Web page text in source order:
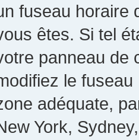
fuseau horaire
êtes. Si tel
panneau de
le
adéquate,
York,